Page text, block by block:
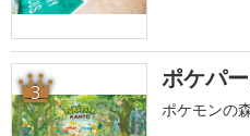
3 ポケパ
ポケモンの